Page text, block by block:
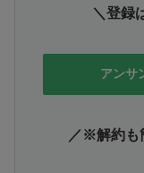
＼登録
アンサ
／※解約も